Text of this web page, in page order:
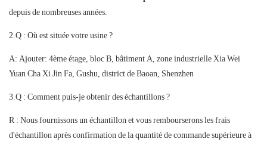
depuis de nombreuses années.
2.Q : Où est située votre usine ?
A: Ajouter: 4ème étage, bloc B, bâtiment A, zone industrielle Xia Wei
Yuan Cha Xi Jin Fa, Gushu, district de Baoan, Shenzhen
3.Q : Comment puis-je obtenir des échantillons ?
R : Nous fournissons un échantillon et vous rembourserons les frais
d'échantillon après confirmation de la quantité de commande supérieure à